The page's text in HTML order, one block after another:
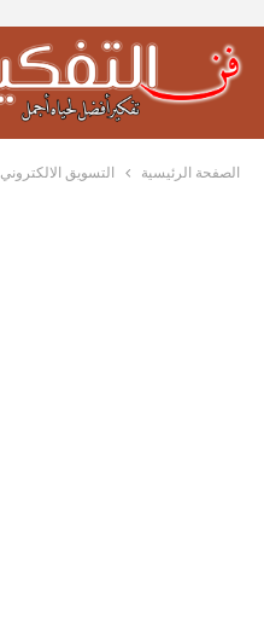
الصفحة الرئيسية التسويق الالكتروني